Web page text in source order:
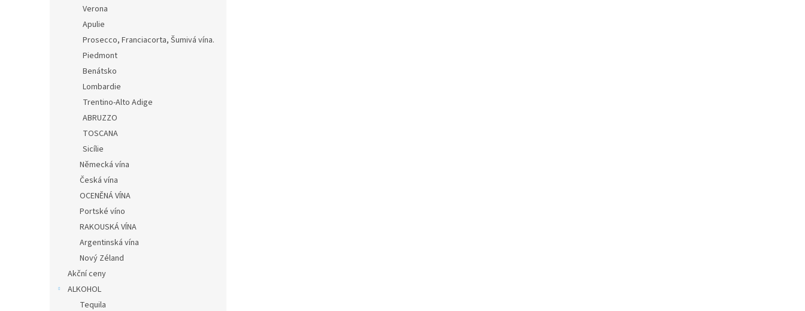
Verona
Apulie
Prosecco, Franciacorta, Šumivá vína.
Piedmont
Benátsko
Lombardie
Trentino-Alto Adige
ABRUZZO
TOSCANA
Sicílie
Německá vína
Česká vína
OCENĚNÁ VÍNA
Portské víno
RAKOUSKÁ VÍNA
Argentinská vína
Nový Zéland
Akční ceny
ALKOHOL
Tequila